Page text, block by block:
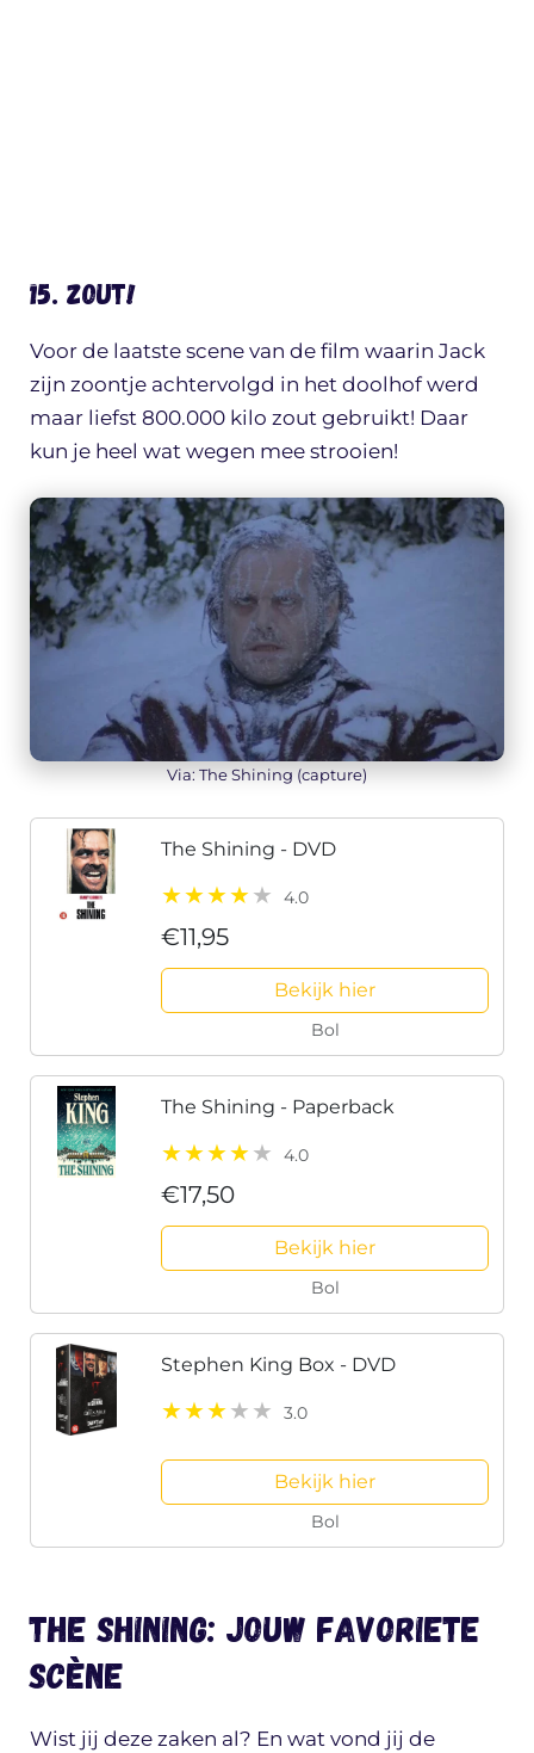
15. Zout!
Voor de laatste scene van de film waarin Jack
zijn zoontje achtervolgd in het doolhof werd
maar liefst 800.000 kilo zout gebruikt! Daar
kun je heel wat wegen mee strooien!
Via: The Shining (capture)
The Shining - DVD
4.0
€11,95
Bekijk hier
Bol
The Shining - Paperback
4.0
€17,50
Bekijk hier
Bol
Stephen King Box - DVD
3.0
Bekijk hier
Bol
The Shining: jouw favoriete
scène
Wist jij deze zaken al? En wat vond jij de